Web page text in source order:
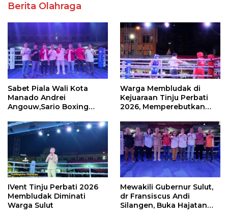
Berita Olahraga
Sabet Piala Wali Kota
Manado Andrei
Angouw,Sario Boxing
Perbati 2026
Warga Membludak di
Kejuaraan Tinju Perbati
2026, Memperebutkan
IVent Tinju Perbati 2026
Membludak Diminati
Warga Sulut
Mewakili Gubernur Sulut,
dr Fransiscus Andi
Silangen, Buka Hajatan